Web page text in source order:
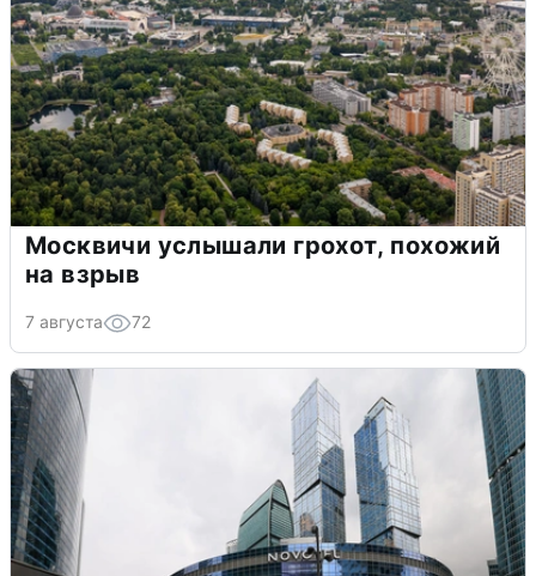
Москвичи услышали грохот, похожий
на взрыв
7 августа 72